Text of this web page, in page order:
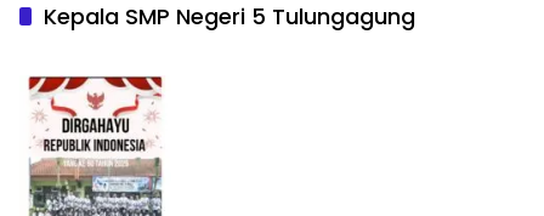
Kepala SMP Negeri 5 Tulungagung